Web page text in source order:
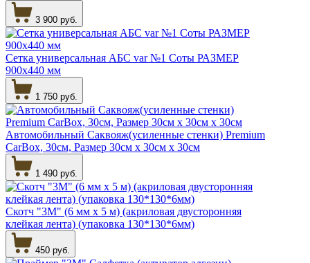
3 900 руб.
Сетка универсальная АБС var №1 Соты РАЗМЕР
900х440 мм
1 750 руб.
Автомобильный Саквояж(усиленные стенки) Premium
CarBox, 30см, Размер 30см х 30см х 30см
1 490 руб.
Скотч "3М" (6 мм х 5 м) (акриловая двусторонняя
клейкая лента) (упаковка 130*130*6мм)
450 руб.